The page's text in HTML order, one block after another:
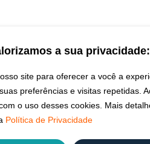
O que
membros
a sua privacidade:
site para oferecer a você a
preferências e visitas repetidas.
o uso desses cookies. Mais
Política de Privacidade